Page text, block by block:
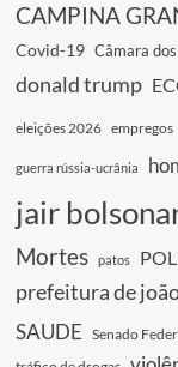
CAMPINA
Covid-19 Câmara
donald trump
eleições 2026 empregos
guerra rússia-ucrânia
jair
Mortes patos
prefeitura de
SAUDE Senado